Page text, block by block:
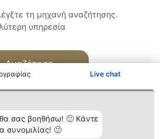
Live chat
σας βοηθήσω! 🙂 Κάντε
συνομιλίας! 🙂
τη μηχανή αναζήτησης.
υπηρεσία
Αναζήτηση